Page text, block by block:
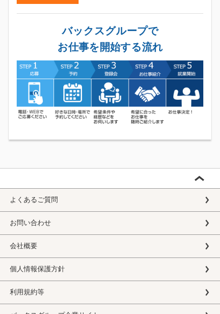
バックスグループで
お仕事を開始する流れ
よくあるご質問
お問い合わせ
会社概要
個人情報保護方針
利用規約等